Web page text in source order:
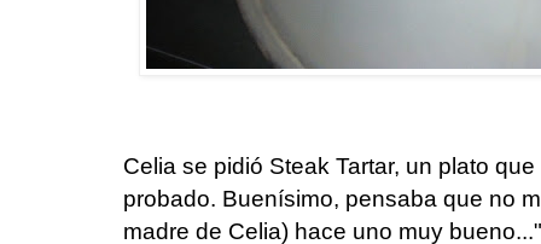
Celia se pidió Steak Tartar, un plato
probado. Buenísimo, pensaba que no
madre de Celia) hace uno muy